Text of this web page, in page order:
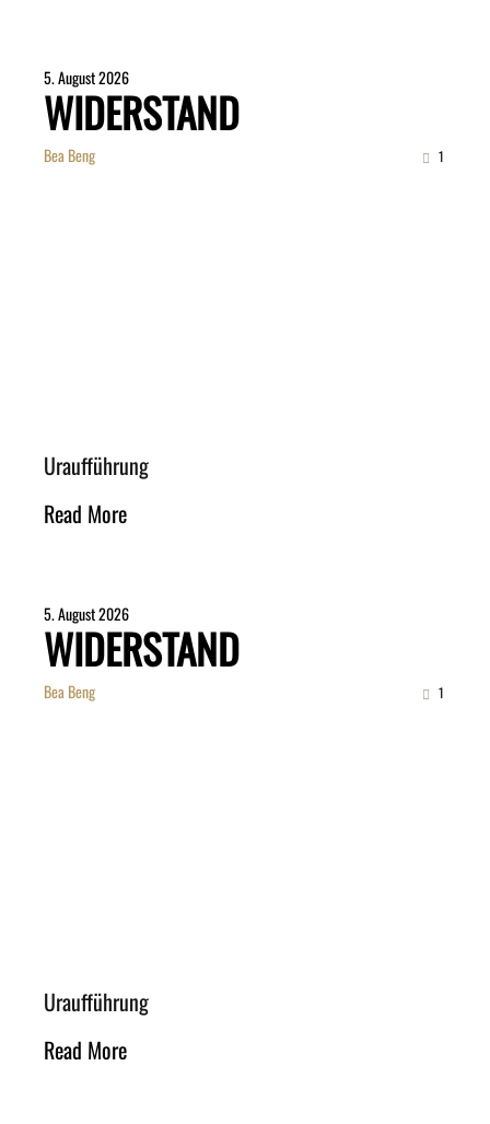
5. August 2026
WIDERSTAND
Bea Beng 1
Uraufführung
Read More
5. August 2026
WIDERSTAND
Bea Beng 1
Uraufführung
Read More